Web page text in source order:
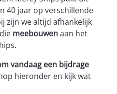
40 jaar op verschillende
zijn we altijd afhankelijk
meebouwenaan het
vandaag een bijdrage
hieronder en kijk wat